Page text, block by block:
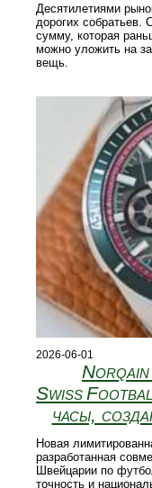
Десятилетиями
дорогих собратьев.
сумму, которая
можно уложить на
вещь.
2026-06-01
Swiss
часы,
Новая
разработанная
Швейцарии по
точность и